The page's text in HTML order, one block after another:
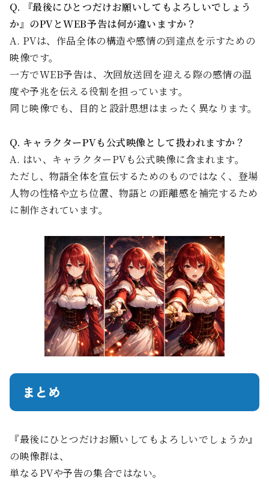
Q. 『最後にひとつだけお願いしてもよろしいでしょう
か』のPVとWEB予告は何が違いますか？
A. PVは、作品全体の構造や感情の到達点を示すための
映像です。
一方でWEB予告は、次回放送回を迎える際の感情の温
度や予兆を伝える役割を担っています。
同じ映像でも、目的と設計思想はまったく異なります。
Q. キャラクターPVも公式映像として扱われますか？
A. はい、キャラクターPVも公式映像に含まれます。
ただし、物語全体を宣伝するためのものではなく、登場
人物の性格や立ち位置、物語との距離感を補完するため
に制作されています。
まとめ
『最後にひとつだけお願いしてもよろしいでしょうか』
の映像群は、
単なるPVや予告の集合ではない。